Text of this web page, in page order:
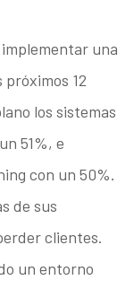
una
12
los sistemas
51%, e
con un 50%.
de sus
clientes.
un entorno